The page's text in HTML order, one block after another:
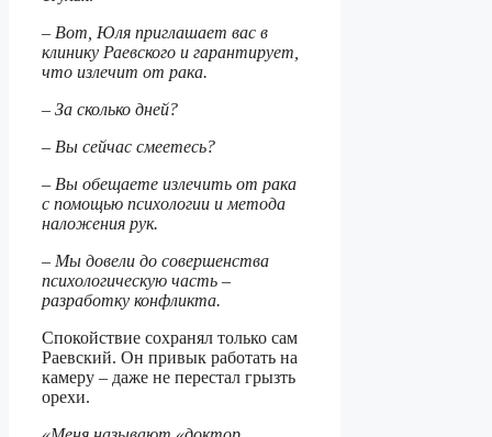
– Вот, Юля приглашает вас в
клинику Раевского и гарантирует,
что излечит от рака.
– За сколько дней?
– Вы сейчас смеетесь?
– Вы обещаете излечить от рака
с помощью психологии и метода
наложения рук.
– Мы довели до совершенства
психологическую часть –
разработку конфликта.
Спокойствие сохранял только сам
Раевский. Он привык работать на
камеру – даже не перестал грызть
орехи.